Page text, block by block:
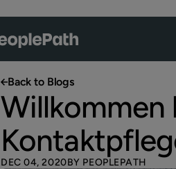
Back to Blogs
DEC 04, 2020BY PEOPLEPATH